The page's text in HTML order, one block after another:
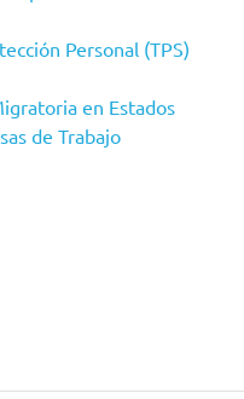
Personal (TPS)
en Estados
de Trabajo